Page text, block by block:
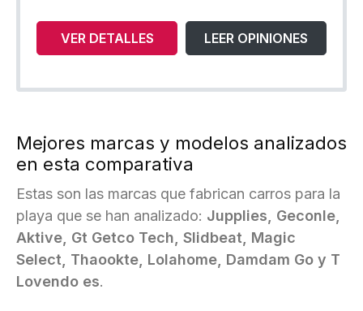
VER DETALLES LEER OPINIONES
Mejores marcas y modelos analizados
en esta comparativa
Estas son las marcas que fabrican carros para la
playa que se han analizado: Jupplies, Geconle,
Aktive, Gt Getco Tech, Slidbeat, Magic
Select, Thaookte, Lolahome, Damdam Go y T
Lovendo es.